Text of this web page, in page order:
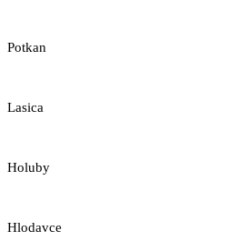
Potkan
Lasica
Holuby
Hlodavce